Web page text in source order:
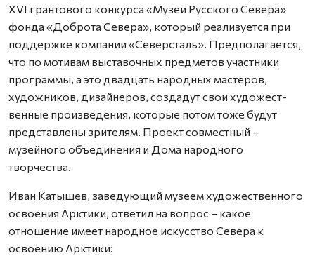
XVI грантового конкурса «Музеи Русского Севера»
фонда «Доброта Севера», который реализуется при
поддержке компании «Северсталь». Предполагается,
что по мотивам выставочных предметов участники
программы, а это двадцать народных мастеров,
художников, дизайнеров, создадут свои художест­
венные произведения, которые потом тоже будут
представлены зрителям. Проект совместный –
музейного объединения и Дома народного
творчества.
Иван Катышев, заведующий музеем художественного
освоения Арктики, ответил на вопрос – какое
отношение имеет народное искусство Севера к
освоению Арктики: